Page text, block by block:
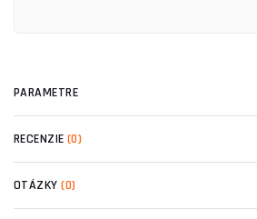
PARAMETRE
RECENZIE (0)
OTÁZKY(0)